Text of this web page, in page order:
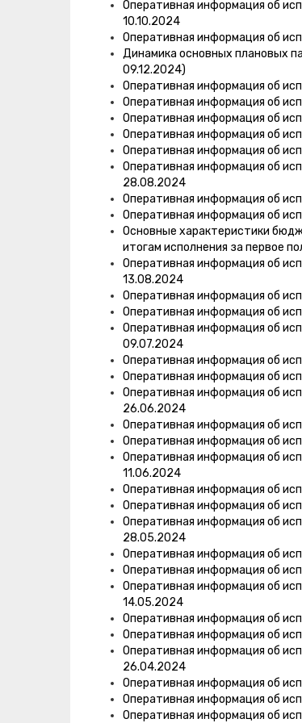
Оперативная информация об
10.10.2024
Оперативная информация об
Динамика основных плановых
09.12.2024)
Оперативная информация об
Оперативная информация об
Оперативная информация об
Оперативная информация об
Оперативная информация об
Оперативная информация об
28.08.2024
Оперативная информация об
Оперативная информация об
Основные характеристики
итогам исполнения за первое
Оперативная информация об
13.08.2024
Оперативная информация об
Оперативная информация об
Оперативная информация об
09.07.2024
Оперативная информация об
Оперативная информация об
Оперативная информация об
26.06.2024
Оперативная информация об
Оперативная информация об
Оперативная информация об
11.06.2024
Оперативная информация об
Оперативная информация об
Оперативная информация об
28.05.2024
Оперативная информация об
Оперативная информация об
Оперативная информация об
14.05.2024
Оперативная информация об
Оперативная информация об
Оперативная информация об
26.04.2024
Оперативная информация об
Оперативная информация об
Оперативная информация об